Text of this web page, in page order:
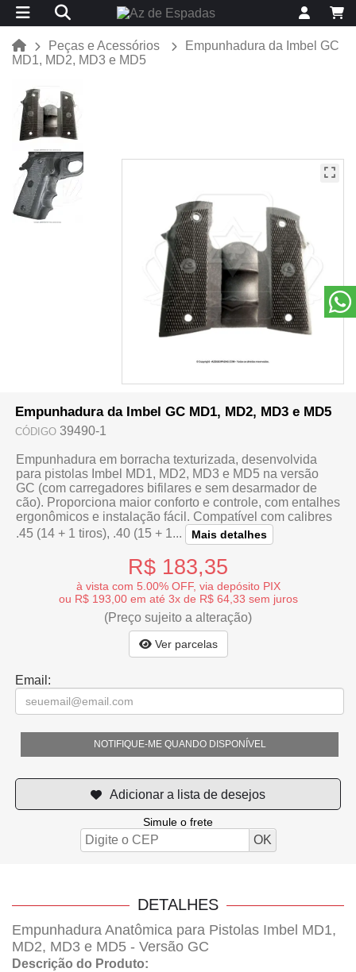
Peças e Acessórios
Empunhadura da Imbel GC
MD1, MD2, MD3 e MD5
Empunhadura da Imbel GC MD1, MD2, MD3 e MD5
CÓDIGO 39490-1
Empunhadura em borracha texturizada, desenvolvida
para pistolas Imbel MD1, MD2, MD3 e MD5 na versão
GC (com carregadores bifilares e sem desarmador de
cão). Proporciona maior conforto e controle, com entalhes
ergonômicos e instalação fácil. Compatível com calibres
.45 (14 + 1 tiros), .40 (15 + 1...
Mais detalhes
R$ 183,35
à vista com 5.00% OFF, via depósito PIX
ou R$ 193,00 em até 3x de R$ 64,33 sem juros
(Preço sujeito a alteração)
Ver parcelas
Email:
NOTIFIQUE-ME QUANDO DISPONÍVEL
Simule o frete
DETALHES
Empunhadura Anatômica para Pistolas Imbel MD1,
MD2, MD3 e MD5 - Versão GC
Descrição do Produto: